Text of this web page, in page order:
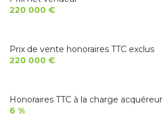
220 000 €
Prix de vente honoraires TTC exclus
220 000 €
Honoraires TTC à la charge acquéreur
6 %